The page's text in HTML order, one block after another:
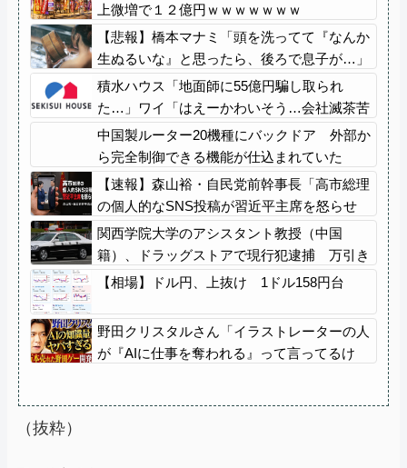
上微増で１２億円ｗｗｗｗｗｗｗ
【悲報】橋本マナミ「頭を洗ってて『なんか
生ぬるいな』と思ったら、後ろで息子が…」
積水ハウス「地面師に55億円騙し取られ
た…」ワイ「はえーかわいそう…会社滅茶苦
茶やろなぁ」
中国製ルーター20機種にバックドア 外部か
ら完全制御できる機能が仕込まれていた
【速報】森山裕・自民党前幹事長「高市総理
の個人的なSNS投稿が習近平主席を怒らせ
た」
関西学院大学のアシスタント教授（中国
籍）、ドラッグストアで現行犯逮捕 万引き
容疑
【相場】ドル円、上抜け 1ドル158円台
野田クリスタルさん「イラストレーターの人
が『AIに仕事を奪われる』って言ってるけ
（抜粋）